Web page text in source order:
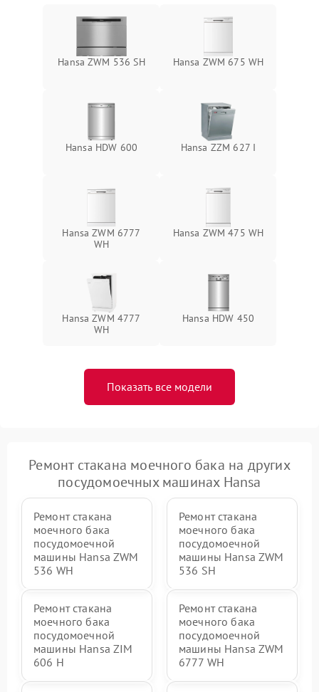
Hansa ZWM 536 SH Hansa ZWM 675 WH
Hansa HDW 600 Hansa ZZM 627 I
Hansa ZWM 6777
WH
Hansa ZWM 475 WH
Hansa ZWM 4777
WH
Hansa HDW 450
Показать все модели
Ремонт стакана моечного бака на других
посудомоечных машинах Hansa
Ремонт стакана
моечного бака
посудомоечной
машины Hansa ZWM
536 WH
Ремонт стакана
моечного бака
посудомоечной
машины Hansa ZWM
536 SH
Ремонт стакана
моечного бака
посудомоечной
машины Hansa ZIM
606 Н
Ремонт стакана
моечного бака
посудомоечной
машины Hansa ZWM
6777 WH